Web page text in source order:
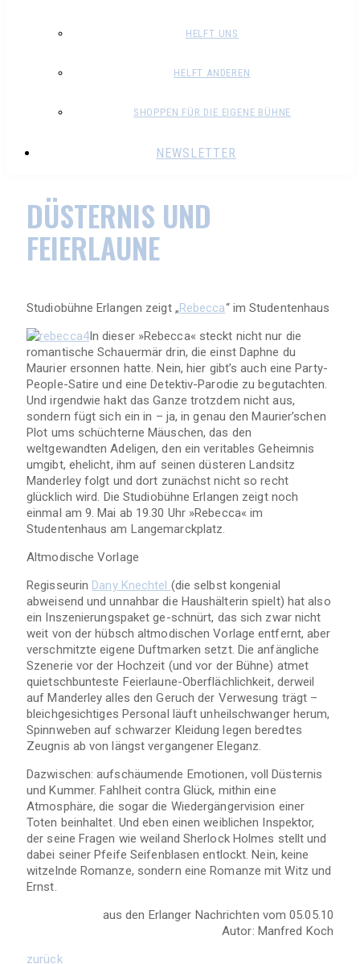
HELFT UNS
HELFT ANDEREN
SHOPPEN FÜR DIE EIGENE BÜHNE
NEWSLETTER
DÜSTERNIS UND
FEIERLAUNE
Studiobühne Erlangen zeigt „Rebecca“ im Studentenhaus
In dieser »Rebecca« steckt nicht nur die
romantische Schauermär drin, die einst Daphne du
Maurier ersonnen hatte. Nein, hier gibt’s auch eine Party-
People-Satire und eine Detektiv-Parodie zu begutachten.
Und irgendwie hakt das Ganze trotzdem nicht aus,
sondern fügt sich ein in – ja, in genau den Maurier’schen
Plot ums schüchterne Mäuschen, das den
weltgewandten Adeligen, den ein veritables Geheimnis
umgibt, ehelicht, ihm auf seinen düsteren Landsitz
Manderley folgt und dort zunächst nicht so recht
glücklich wird. Die Studiobühne Erlangen zeigt noch
einmal am 9. Mai ab 19.30 Uhr »Rebecca« im
Studentenhaus am Langemarckplatz.
Altmodische Vorlage
Regisseurin Dany Knechtel (die selbst kongenial
abweisend und unnahbar die Haushälterin spielt) hat also
ein Inszenierungspaket ge-schnürt, das sich zwar nicht
weit von der hübsch altmodischen Vorlage entfernt, aber
verschmitzte eigene Duftmarken setzt. Die anfängliche
Szenerie vor der Hochzeit (und vor der Bühne) atmet
quietschbunteste Feierlaune-Oberflächlichkeit, derweil
auf Manderley alles den Geruch der Verwesung trägt –
bleichgesichtiges Personal läuft unheilschwanger herum,
Spinnweben auf schwarzer Kleidung legen beredtes
Zeugnis ab von längst vergangener Eleganz.
Dazwischen: aufschäumende Emotionen, voll Düsternis
und Kummer. Fahlheit contra Glück, mithin eine
Atmosphäre, die sogar die Wiedergängervision einer
Toten beinhaltet. Und eben einen weiblichen Inspektor,
der seine Fragen wie weiland Sherlock Holmes stellt und
dabei seiner Pfeife Seifenblasen entlockt. Nein, keine
witzelnde Romanze, sondern eine Romanze mit Witz und
Ernst.
aus den Erlanger Nachrichten vom 05.05.10
Autor: Manfred Koch
zurück